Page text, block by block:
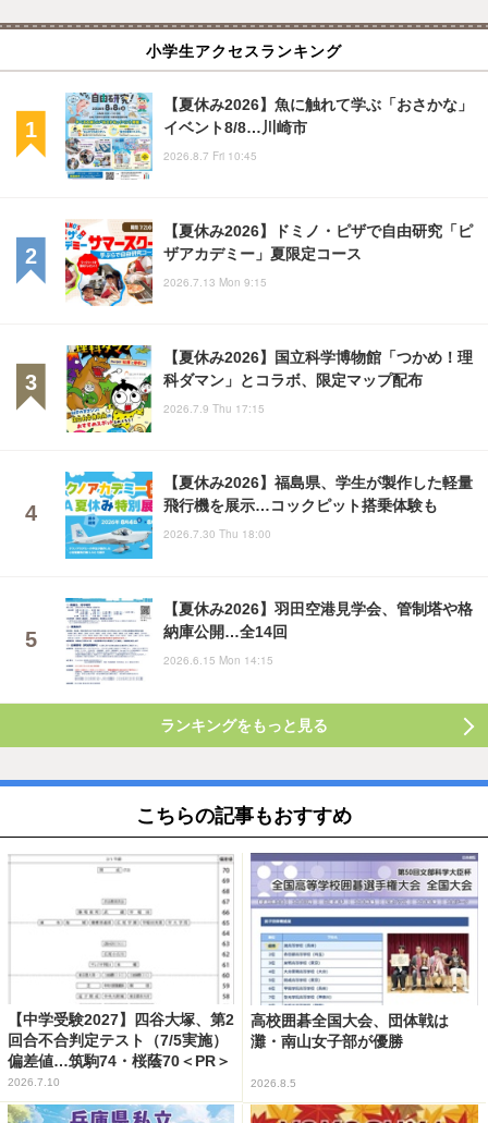
小学生アクセスランキング
【夏休み2026】魚に触れて学ぶ「おさかな」
イベント8/8…川崎市
2026.8.7 Fri 10:45
【夏休み2026】ドミノ・ピザで自由研究「ピ
ザアカデミー」夏限定コース
2026.7.13 Mon 9:15
【夏休み2026】国立科学博物館「つかめ！理
科ダマン」とコラボ、限定マップ配布
2026.7.9 Thu 17:15
【夏休み2026】福島県、学生が製作した軽量
飛行機を展示…コックピット搭乗体験も
2026.7.30 Thu 18:00
【夏休み2026】羽田空港見学会、管制塔や格
納庫公開…全14回
2026.6.15 Mon 14:15
ランキングをもっと見る
こちらの記事もおすすめ
【中学受験2027】四谷大塚、第2
回合不合判定テスト（7/5実施）
偏差値…筑駒74・桜蔭70＜PR＞
2026.7.10
高校囲碁全国大会、団体戦は
灘・南山女子部が優勝
2026.8.5